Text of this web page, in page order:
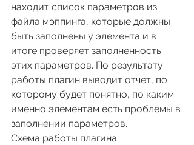
находит список параметров из
файла мэппинга, которые должны
быть заполнены у элемента и в
итоге проверяет заполненность
этих параметров. По результату
работы плагин выводит отчет, по
которому будет понятно, по каким
именно элементам есть проблемы в
заполнении параметров.
Схема работы плагина: